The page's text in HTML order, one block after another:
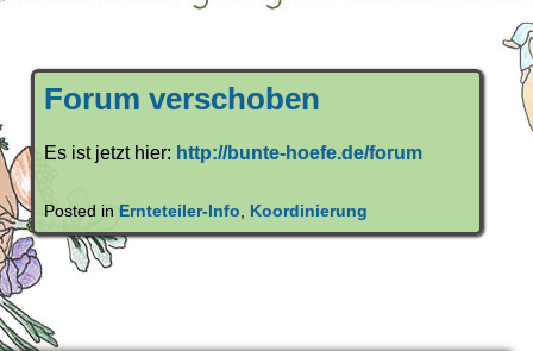
Forum verschoben
Es ist jetzt hier: http://bunte-hoefe.de/forum
Posted inErnteteiler-Info Koordinierung